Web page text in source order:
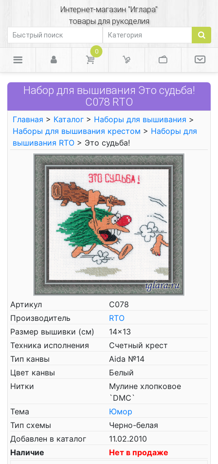
Интернет-магазин "Иглара"
товары для рукоделия
0
Набор для вышивания Это судьба!
С078 RTO
Главная > Каталог > Наборы для вышивания >
Наборы для вышивания крестом > Наборы для
вышивания RTO > Это судьба!
Артикул
С078
Производитель
RTO
Размер вышивки (см)
14x13
Техника исполнения
Счетный крест
Тип канвы
Aida №14
Цвет канвы
Белый
Нитки
Мулине хлопковое
`DMC`
Тема
Юмор
Тип схемы
Черно-белая
Добавлен в каталог
11.02.2010
Наличие
Нет в продаже